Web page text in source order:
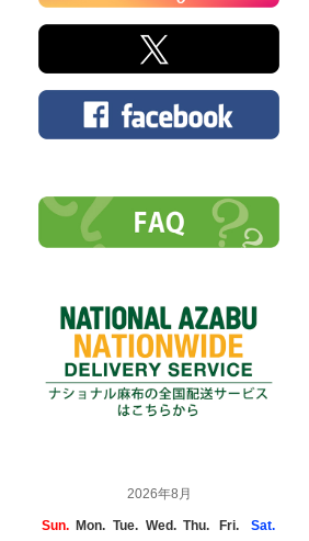
2026年8月
Sun. Mon. Tue. Wed. Thu. Fri.
Sat.